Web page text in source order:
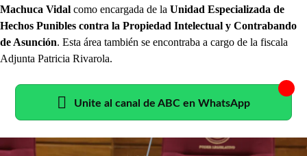
Machuca Vidal como encargada de la Unidad Especializada de
Hechos Punibles contra la Propiedad Intelectual y Contrabando
de Asunción. Esta área también se encontraba a cargo de la fiscala
Adjunta Patricia Rivarola.
Unite al canal de ABC en WhatsApp